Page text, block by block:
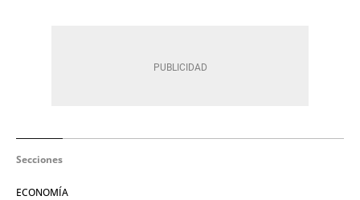
Secciones
ECONOMÍA